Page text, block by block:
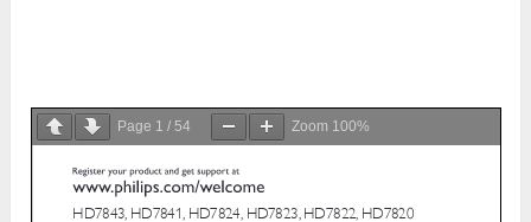
Page 1 /54 Zoom 100%